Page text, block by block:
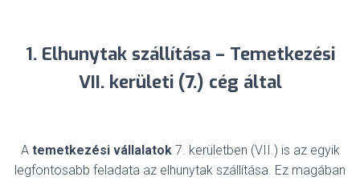
1. Elhunytak szállítása – Temetkezési
VII. kerületi (7.) cég által
A temetkezési vállalatok7. kerületben (VII.) is az egyik
legfontosabb feladata az elhunytak szállítása. Ez magában